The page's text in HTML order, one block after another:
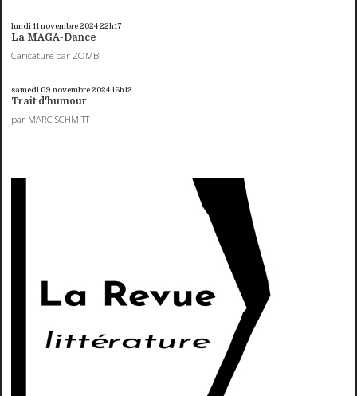
lundi 11novembre 202422h17
La MAGA-Dance
Caricature par ZOMBI
samedi 09 novembre 202416h12
Trait d'humour
par MARC SCHMITT